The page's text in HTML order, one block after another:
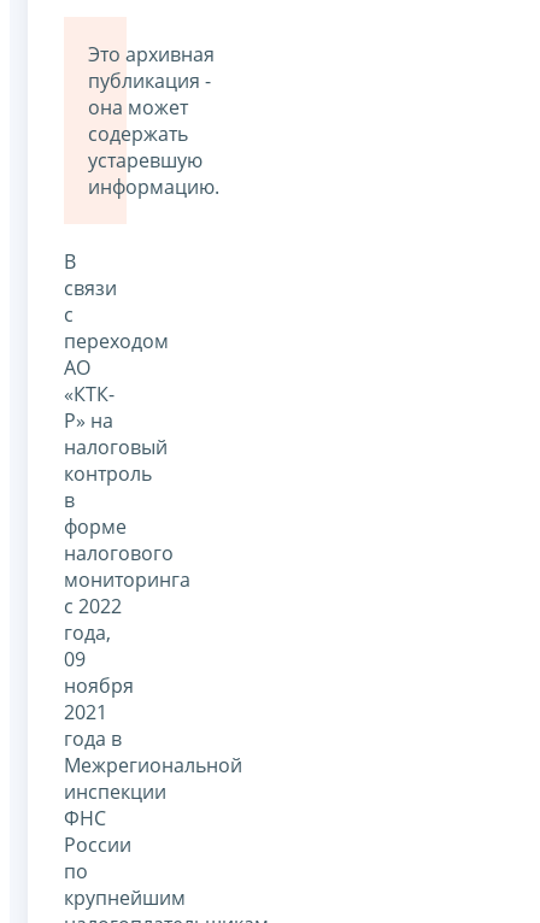
Это архивная
публикация -
она может
содержать
устаревшую
информацию.
В
связи
с
переходом
АО
«КТК-
Р» на
налоговый
контроль
в
форме
налогового
мониторинга
с 2022
года,
09
ноября
2021
года в
Межрегиональной
инспекции
ФНС
России
по
крупнейшим